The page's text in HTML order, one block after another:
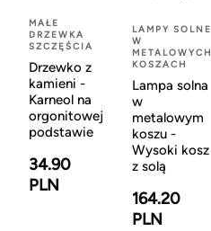
MAŁE
DRZEWKA
SZCZĘŚCIA
Drzewko z
kamieni -
Karneol na
orgonitowej
podstawie
34.90
PLN
LAMPY SOLNE
W
METALOWYCH
KOSZACH
Lampa solna
w
metalowym
koszu -
Wysoki kosz
z solą
164.20
PLN